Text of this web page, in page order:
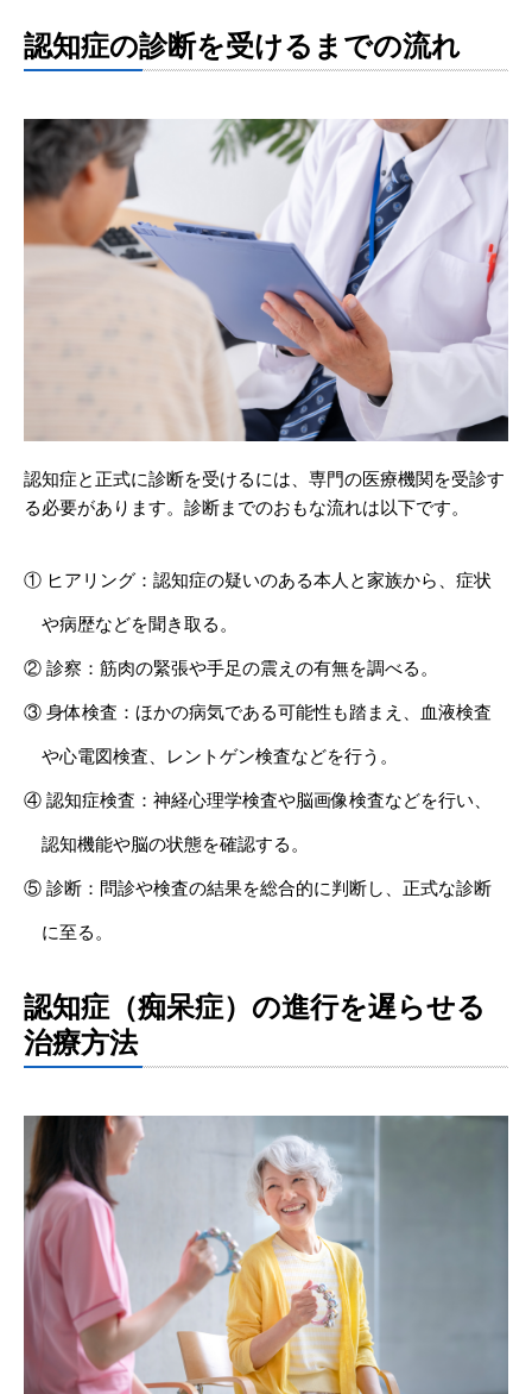
認知症の診断を受けるまでの流れ
認知症と正式に診断を受けるには、専門の医療機関を受診す
る必要があります。診断までのおもな流れは以下です。
① ヒアリング：認知症の疑いのある本人と家族から、症状
や病歴などを聞き取る。
② 診察：筋肉の緊張や手足の震えの有無を調べる。
③ 身体検査：ほかの病気である可能性も踏まえ、血液検査
や心電図検査、レントゲン検査などを行う。
④ 認知症検査：神経心理学検査や脳画像検査などを行い、
認知機能や脳の状態を確認する。
⑤ 診断：問診や検査の結果を総合的に判断し、正式な診断
に至る。
認知症（痴呆症）の進行を遅らせる
治療方法